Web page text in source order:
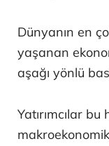
Dünyanın en
yaşanan
aşağı yönlü
Yatırımcılar